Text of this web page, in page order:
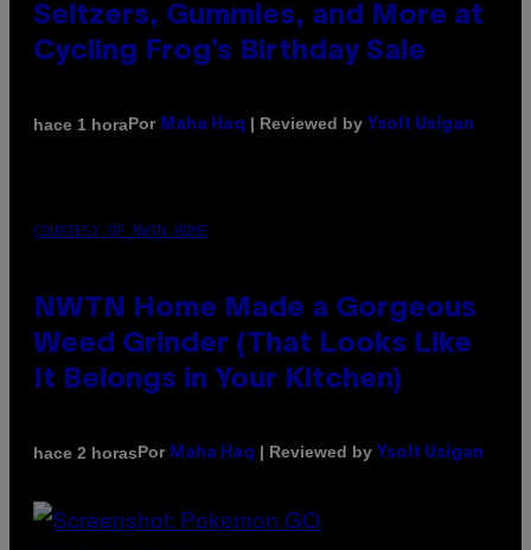
Seltzers, Gummies, and More at
Cycling Frog’s Birthday Sale
hace 1 horaPor Maha Haq | Reviewed by Ysolt Usigan
COURTESY OF NWTN HOME
NWTN Home Made a Gorgeous
Weed Grinder (That Looks Like
It Belongs in Your Kitchen)
hace 2 horasPor Maha Haq | Reviewed by Ysolt Usigan